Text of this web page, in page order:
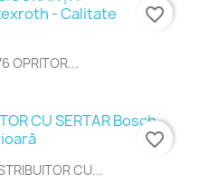
OPRITOR...
favorite_border
CU...
favorite_border